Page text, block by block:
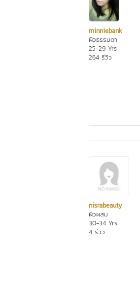
minniebank
ผิวธรรมดา
25-29 Yrs
264 รีวิว
nisrabeauty
ผิวผสม
30-34 Yrs
4 รีวิว